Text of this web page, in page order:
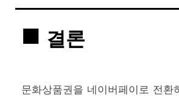
결론
문화상품권을 네이버페이로 전환